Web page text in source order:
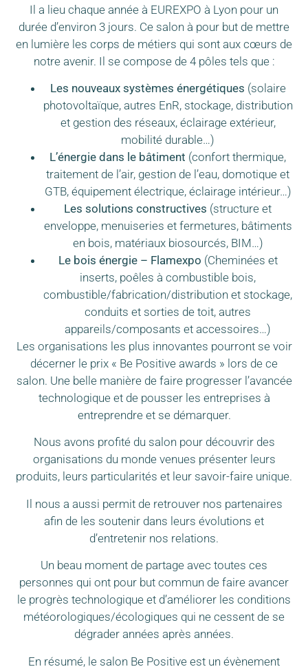
Il a lieu chaque année à EUREXPO à Lyon pour un
durée d’environ 3 jours. Ce salon à pour but de mettre
en lumière les corps de métiers qui sont aux cœurs de
notre avenir. Il se compose de 4 pôles tels que :
Les nouveaux systèmes énergétiques (solaire
photovoltaïque, autres EnR, stockage, distribution
et gestion des réseaux, éclairage extérieur,
mobilité durable…)
L’énergie dans le bâtiment (confort thermique,
traitement de l’air, gestion de l’eau, domotique et
GTB, équipement électrique, éclairage intérieur…)
Les solutions constructives (structure et
enveloppe, menuiseries et fermetures, bâtiments
en bois, matériaux biosourcés, BIM…)
Le bois énergie – Flamexpo (Cheminées et
inserts, poêles à combustible bois,
combustible/fabrication/distribution et stockage,
conduits et sorties de toit, autres
appareils/composants et accessoires…)
Les organisations les plus innovantes pourront se voir
décerner le prix « Be Positive awards » lors de ce
salon. Une belle manière de faire progresser l’avancée
technologique et de pousser les entreprises à
entreprendre et se démarquer.
Nous avons profité du salon pour découvrir des
organisations du monde venues présenter leurs
produits, leurs particularités et leur savoir-faire unique.
Il nous a aussi permit de retrouver nos partenaires
afin de les soutenir dans leurs évolutions et
d’entretenir nos relations.
Un beau moment de partage avec toutes ces
personnes qui ont pour but commun de faire avancer
le progrès technologique et d’améliorer les conditions
météorologiques/écologiques qui ne cessent de se
dégrader années après années.
En résumé, le salon Be Positive est un évènement